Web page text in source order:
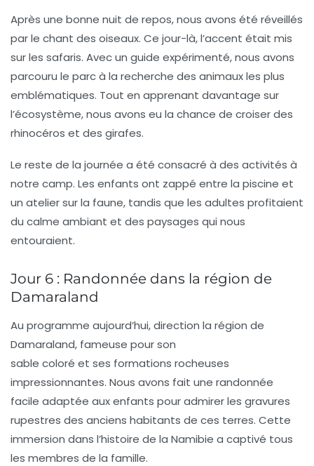
Après une bonne nuit de repos, nous avons été réveillés
par le chant des oiseaux. Ce jour-là, l’accent était mis
sur les safaris. Avec un guide expérimenté, nous avons
parcouru le parc à la recherche des animaux les plus
emblématiques. Tout en apprenant davantage sur
l’écosystème, nous avons eu la chance de croiser des
rhinocéros et des girafes.
Le reste de la journée a été consacré à des activités à
notre camp. Les enfants ont zappé entre la piscine et
un atelier sur la faune, tandis que les adultes profitaient
du calme ambiant et des paysages qui nous
entouraient.
Jour 6 : Randonnée dans la région de
Damaraland
Au programme aujourd’hui, direction la région de
Damaraland, fameuse pour son
sable coloré et ses formations rocheuses
impressionnantes. Nous avons fait une randonnée
facile adaptée aux enfants pour admirer les gravures
rupestres des anciens habitants de ces terres. Cette
immersion dans l’histoire de la Namibie a captivé tous
les membres de la famille.